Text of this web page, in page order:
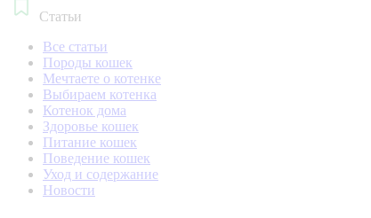
Статьи
Все статьи
Породы кошек
Мечтаете о котенке
Выбираем котенка
Котенок дома
Здоровье кошек
Питание кошек
Поведение кошек
Уход и содержание
Новости